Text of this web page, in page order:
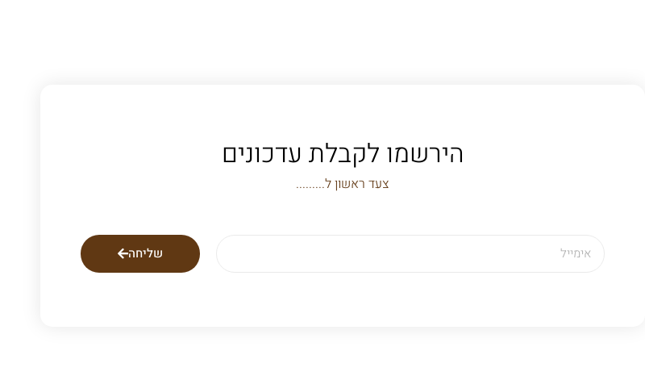
הירשמו לקבלת עדכונים
צעד ראשון ל.........
שליחה